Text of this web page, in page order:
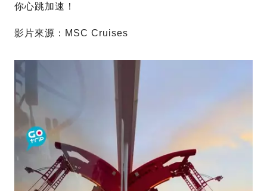
你心跳加速！
影片來源：MSC Cruises